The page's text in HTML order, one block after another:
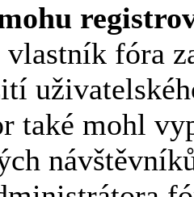
vlastník fóra
také mohl